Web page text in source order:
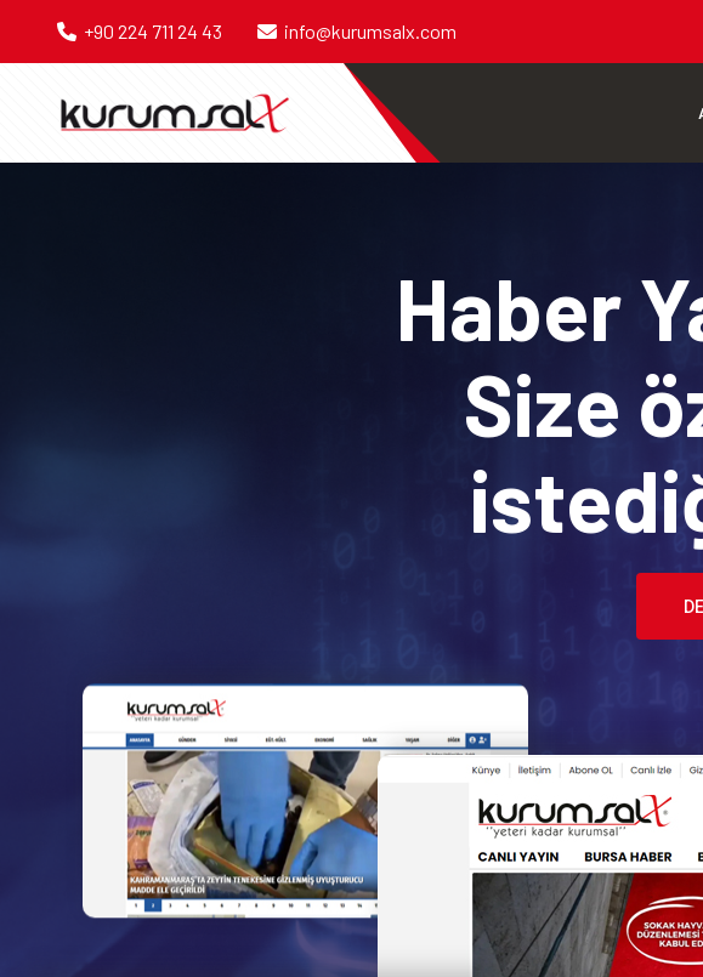
+90 224 711 24 43 info@kurumsalx.com
Haber
Size